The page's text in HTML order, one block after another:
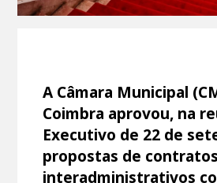
A Câmara Municipal
Coimbra aprovou, na
Executivo de 22 de
propostas de contratos
interadministrativos